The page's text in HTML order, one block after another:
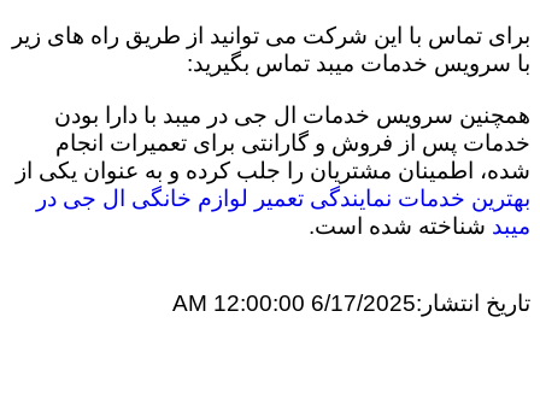
برای تماس با این شرکت می توانید از طریق راه های زیر
با سرویس خدمات میبد تماس بگیرید:
همچنین سرویس خدمات ال جی در میبد با دارا بودن
خدمات پس از فروش و گارانتی برای تعمیرات انجام
شده، اطمینان مشتریان را جلب کرده و به عنوان یکی از
بهترین خدمات نمایندگی تعمیر لوازم خانگی ال جی در
میبد شناخته شده است.
تاریخ انتشار:6/17/2025 12:00:00 AM